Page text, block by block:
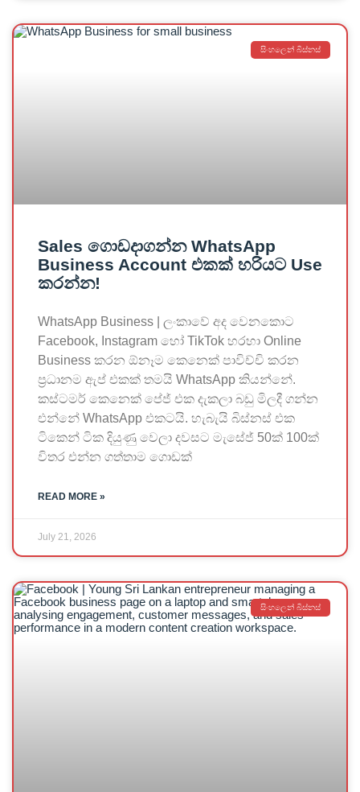
සිංහලෙන් බිස්නස්
Sales ගොඩදාගන්න WhatsApp
Business Account එකක් හරියට Use
කරන්න!
WhatsApp Business | ලංකාවේ අද වෙනකොට
Facebook, Instagram හෝ TikTok හරහා Online
Business කරන ඕනෑම කෙනෙක් පාවිච්චි කරන
ප්‍රධානම ඇප් එකක් තමයි WhatsApp කියන්නේ.
කස්ටමර් කෙනෙක් පේජ් එක දැකලා බඩු මිලදී ගන්න
එන්නේ WhatsApp එකටයි. හැබැයි බිස්නස් එක
ටිකෙන් ටික දියුණු වෙලා දවසට මැසේජ් 50ක් 100ක්
විතර එන්න ගත්තාම ගොඩක්
READ MORE »
July 21, 2026
සිංහලෙන් බිස්නස්